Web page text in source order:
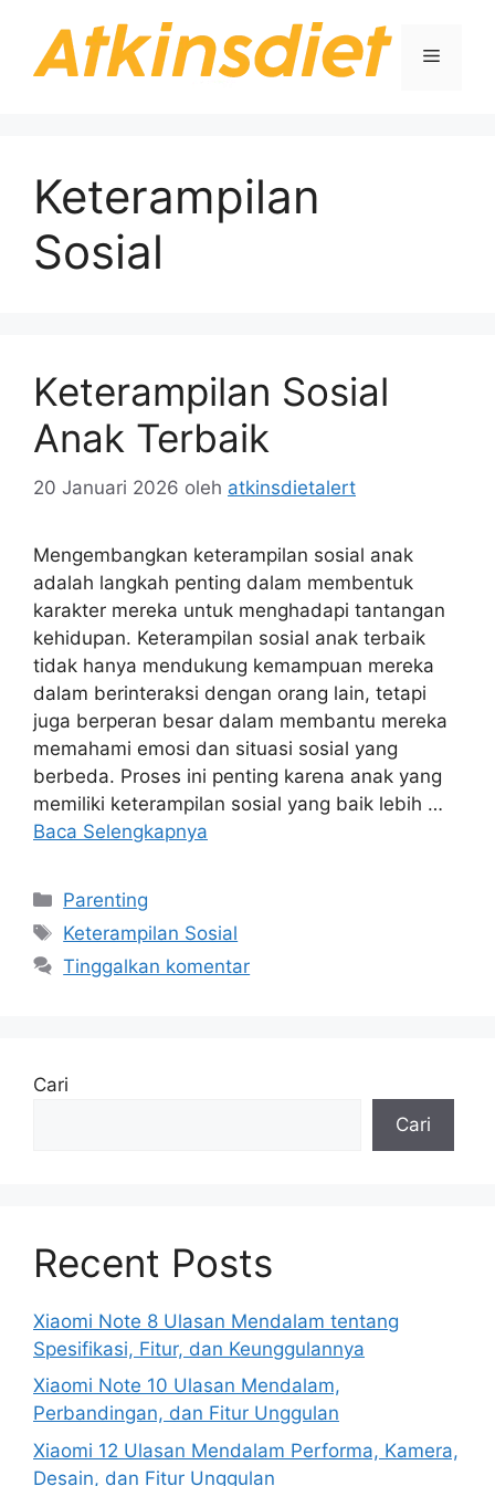
Menu
Keterampilan
Sosial
Keterampilan Sosial
Anak Terbaik
20 Januari 2026 oleh atkinsdietalert
Mengembangkan keterampilan sosial anak
adalah langkah penting dalam membentuk
karakter mereka untuk menghadapi tantangan
kehidupan. Keterampilan sosial anak terbaik
tidak hanya mendukung kemampuan mereka
dalam berinteraksi dengan orang lain, tetapi
juga berperan besar dalam membantu mereka
memahami emosi dan situasi sosial yang
berbeda. Proses ini penting karena anak yang
memiliki keterampilan sosial yang baik lebih …
Baca Selengkapnya
Kategori
Parenting
Tag
Keterampilan Sosial
Tinggalkan komentar
Cari
Cari
Recent Posts
Xiaomi Note 8 Ulasan Mendalam tentang
Spesifikasi, Fitur, dan Keunggulannya
Xiaomi Note 10 Ulasan Mendalam,
Perbandingan, dan Fitur Unggulan
Xiaomi 12 Ulasan Mendalam Performa, Kamera,
Desain, dan Fitur Unggulan